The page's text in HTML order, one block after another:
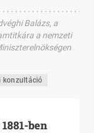
Balázs, a
a nemzeti
konzultáció
ben